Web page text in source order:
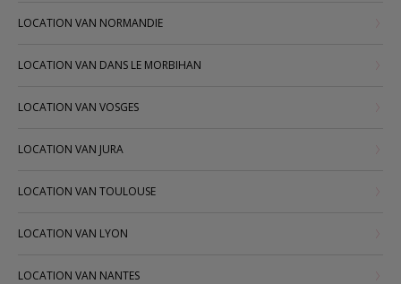
LOCATION VAN NORMANDIE
LOCATION VAN DANS LE MORBIHAN
LOCATION VAN VOSGES
LOCATION VAN JURA
LOCATION VAN TOULOUSE
LOCATION VAN LYON
LOCATION VAN NANTES